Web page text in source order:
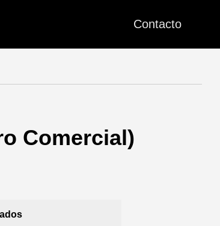
Contacto
Comercial)